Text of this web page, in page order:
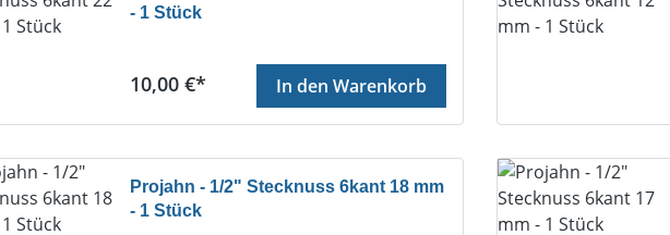
- 1 Stück
Regulärer Preis:
10,00 €* In den Warenkorb
Projahn - 1/2" Stecknuss 6kant 18 mm
- 1 Stück